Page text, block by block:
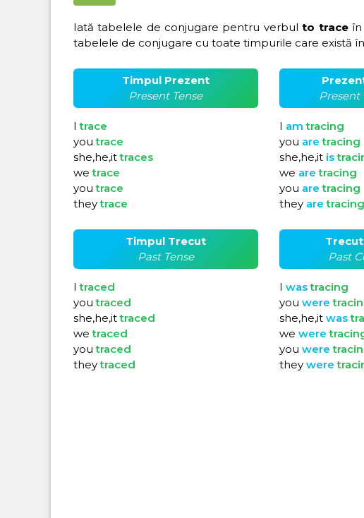
Iată tabelele de conjugare pentru verbulto traceîn
tabelele de conjugare cu toate timpurile care există
Timpul Prezent
Present Tense
Itrace
youtrace
she,he,ittraces
wetrace
youtrace
theytrace
Present
I amtracing
you aretracing
she,he,it is
we aretracing
you aretracing
they aretracing
Timpul Trecut
Past Tense
Itraced
youtraced
she,he,ittraced
wetraced
youtraced
theytraced
Past
I wastracing
you were
she,he,it was
we were
you were
they were